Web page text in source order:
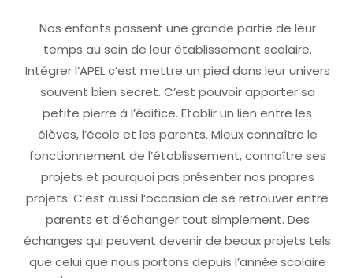
Nos enfants passent une grande partie de leur
temps au sein de leur établissement scolaire.
Intégrer l’APEL c’est mettre un pied dans leur univers
souvent bien secret. C’est pouvoir apporter sa
petite pierre à l’édifice. Etablir un lien entre les
élèves, l’école et les parents. Mieux connaître le
fonctionnement de l’établissement, connaître ses
projets et pourquoi pas présenter nos propres
projets. C’est aussi l’occasion de se retrouver entre
parents et d’échanger tout simplement. Des
échanges qui peuvent devenir de beaux projets tels
que celui que nous portons depuis l’année scolaire